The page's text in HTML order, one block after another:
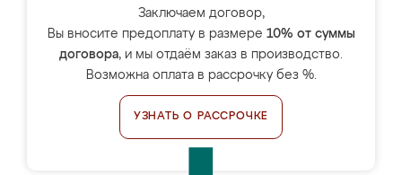
Заключаем договор,
Вы вносите предоплату в размере 10% от суммы
договора, и мы отдаём заказ в производство.
Возможна оплата в рассрочку без %.
УЗНАТЬ О РАССРОЧКЕ